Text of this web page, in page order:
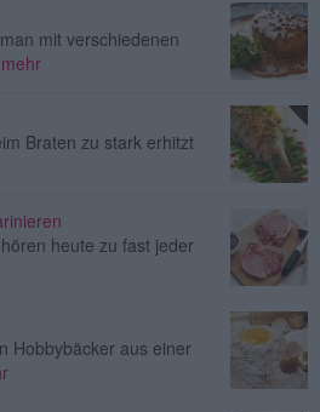
mit verschiedenen
Braten zu stark erhitzt
heute zu fast jeder
Hobbybäcker aus einer